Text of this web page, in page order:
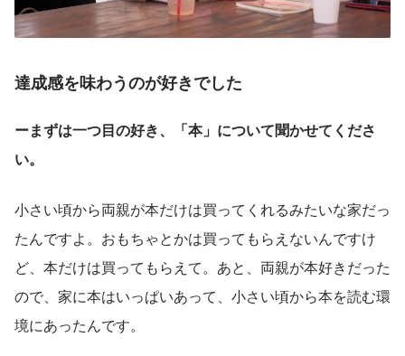
達成感を味わうのが好きでした
ーまずは一つ目の好き、「本」について聞かせてくださ
い。
小さい頃から両親が本だけは買ってくれるみたいな家だっ
たんですよ。おもちゃとかは買ってもらえないんですけ
ど、本だけは買ってもらえて。あと、両親が本好きだった
ので、家に本はいっぱいあって、小さい頃から本を読む環
境にあったんです。